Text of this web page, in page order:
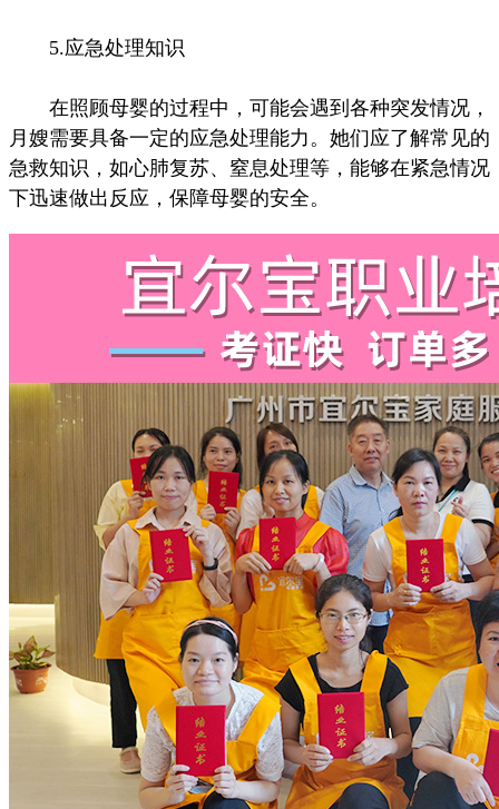
5.应急处理知识
在照顾母婴的过程中，可能会遇到各种突发情况，
月嫂需要具备一定的应急处理能力。她们应了解常见的
急救知识，如心肺复苏、窒息处理等，能够在紧急情况
下迅速做出反应，保障母婴的安全。